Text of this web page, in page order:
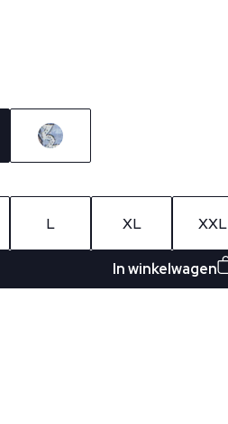
L XL XXL
In winkelwagen